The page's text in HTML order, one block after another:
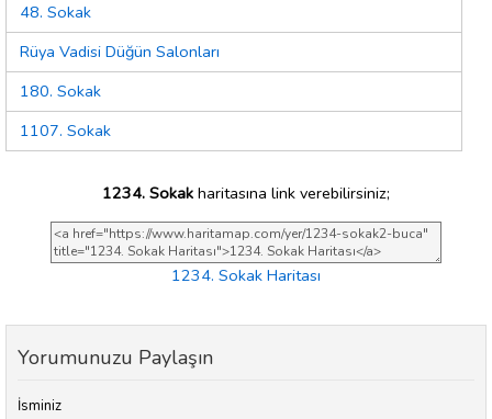
48. Sokak
Rüya Vadisi Düğün Salonları
180. Sokak
1107. Sokak
1234. Sokak haritasına link verebilirsiniz;
1234. Sokak Haritası
Yorumunuzu Paylaşın
İsminiz